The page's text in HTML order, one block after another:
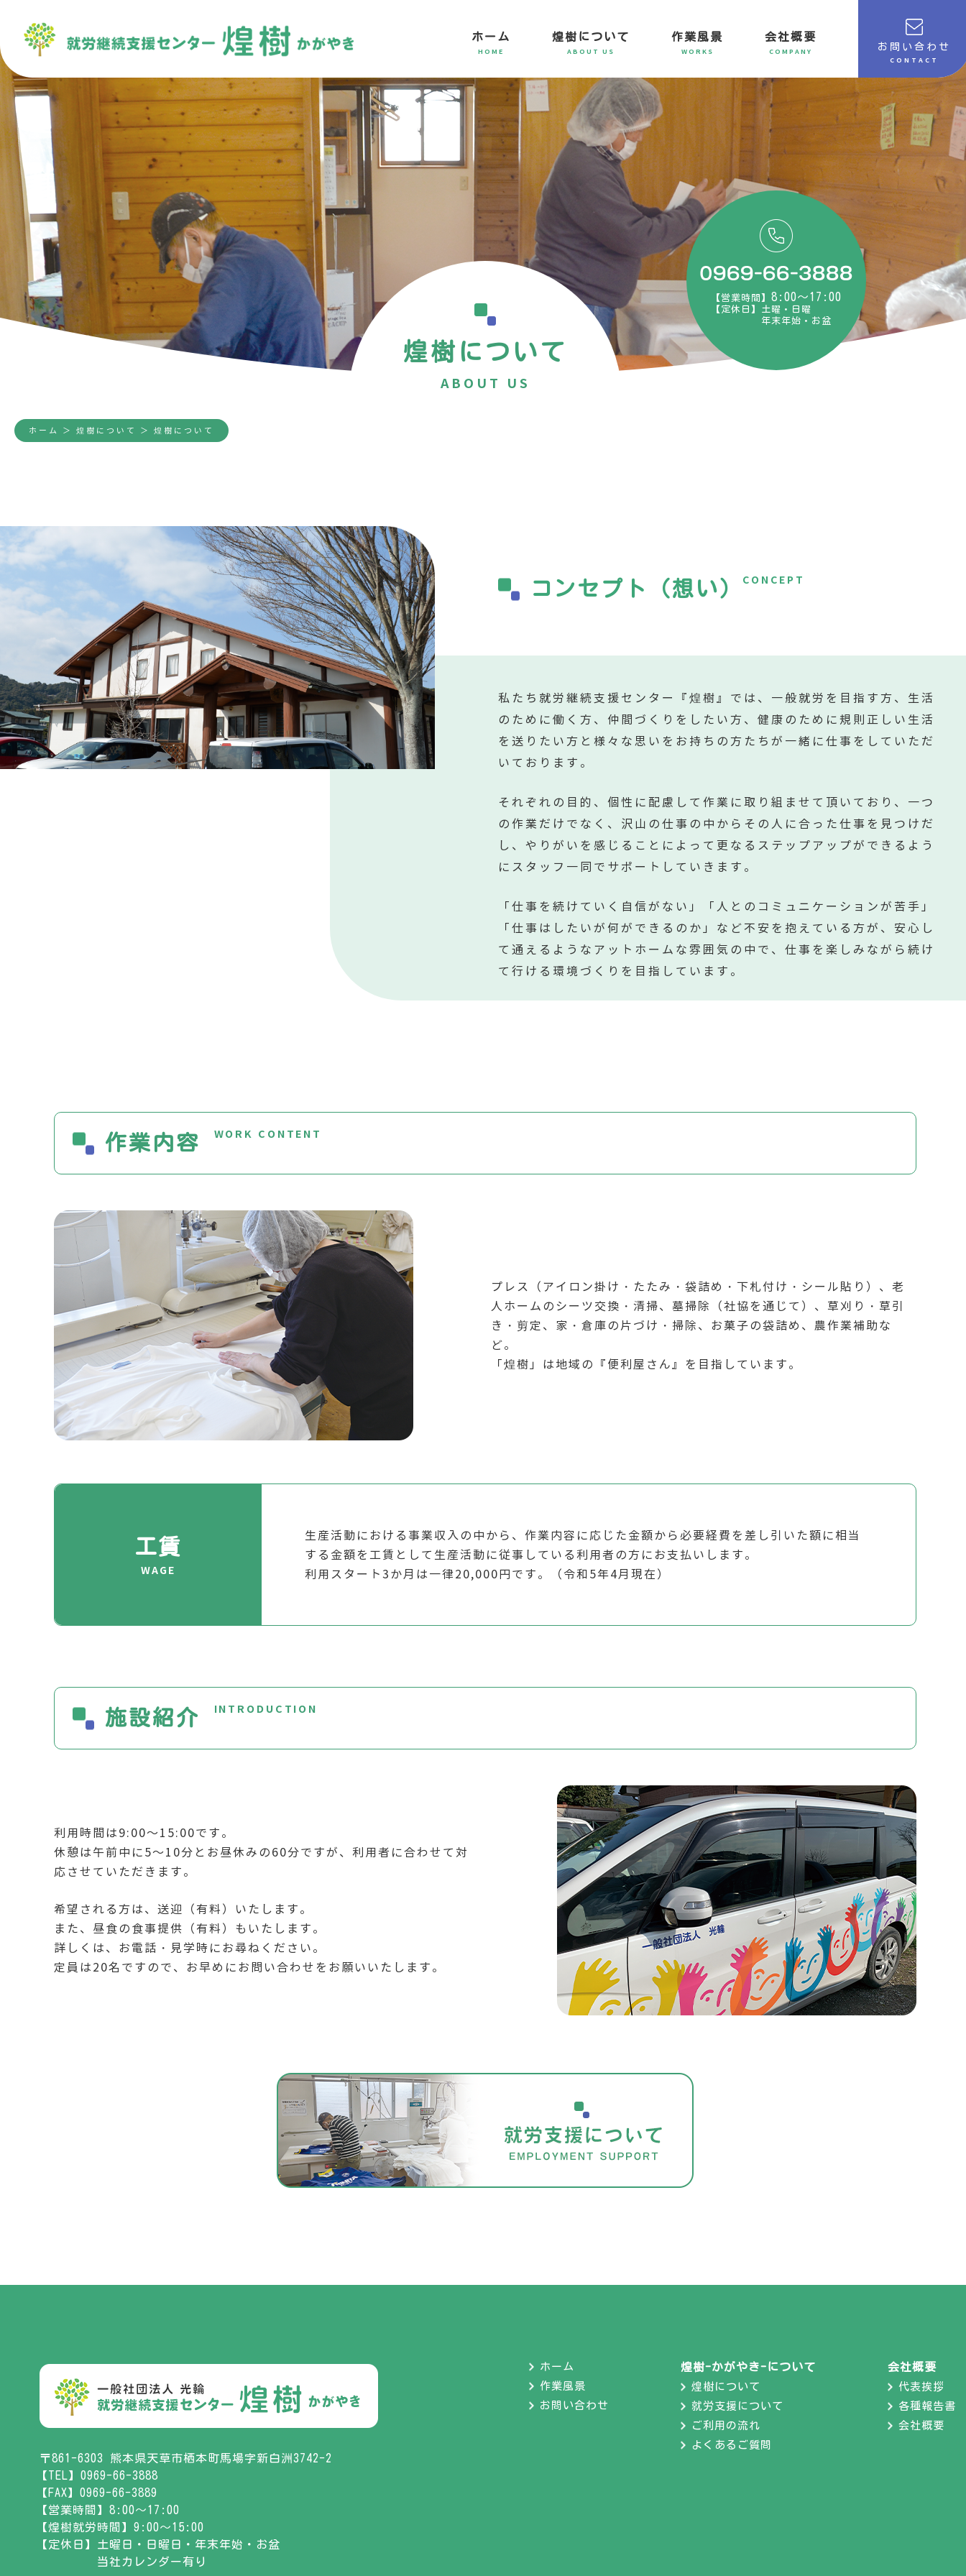
ホーム
HOME
煌樹について
ABOUT US
作業風景
WORKS
会社概要
COMPANY お問い合わせ
CONTACT
【営業時間】 8:00～17:00
【定休日】土曜・日曜
年末年始・お盆
煌樹について
ABOUT US
ホーム ＞ 煌樹について ＞ 煌樹について
コンセプト（想い） CONCEPT
私たち就労継続支援センター『煌樹』では、一般就労を目指す方、生活
のために働く方、仲間づくりをしたい方、健康のために規則正しい生活
を送りたい方と様々な思いをお持ちの方たちが一緒に仕事をしていただ
いております。
それぞれの目的、個性に配慮して作業に取り組ませて頂いており、一つ
の作業だけでなく、沢山の仕事の中からその人に合った仕事を見つけだ
し、やりがいを感じることによって更なるステップアップができるよう
にスタッフ一同でサポートしていきます。
「仕事を続けていく自信がない」「人とのコミュニケーションが苦手」
「仕事はしたいが何ができるのか」など不安を抱えている方が、安心し
て通えるようなアットホームな雰囲気の中で、仕事を楽しみながら続け
て行ける環境づくりを目指しています。
作業内容 WORK CONTENT
プレス（アイロン掛け・たたみ・袋詰め・下札付け・シール貼り）、老
人ホームのシーツ交換・清掃、墓掃除（社協を通じて）、草刈り・草引
き・剪定、家・倉庫の片づけ・掃除、お菓子の袋詰め、農作業補助な
ど。
「煌樹」は地域の『便利屋さん』を目指しています。
工賃
WAGE
生産活動における事業収入の中から、作業内容に応じた金額から必要経費を差し引いた額に相当
する金額を工賃として生産活動に従事している利用者の方にお支払いします。
利用スタート3か月は一律20,000円です。（令和5年4月現在）
施設紹介 INTRODUCTION
利用時間は9:00～15:00です。
休憩は午前中に5～10分とお昼休みの60分ですが、利用者に合わせて対
応させていただきます。
希望される方は、送迎（有料）いたします。
また、昼食の食事提供（有料）もいたします。
詳しくは、お電話・見学時にお尋ねください。
定員は20名ですので、お早めにお問い合わせをお願いいたします。
〒861-6303 熊本県天草市栖本町馬場字新白洲3742-2
【TEL】0969-66-3888
【FAX】0969-66-3889
【営業時間】8:00～17:00
【煌樹就労時間】9:00～15:00
【定休日】 土曜日・日曜日・年末年始・お盆
当社カレンダー有り
ホーム
作業風景
お問い合わせ
煌樹-かがやき-について
煌樹について
就労支援について
ご利用の流れ
よくあるご質問
会社概要
代表挨拶
各種報告書
会社概要